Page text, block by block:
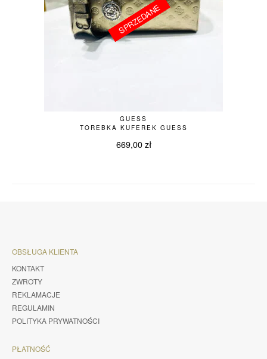
SPRZEDANE
GUESS
TOREBKA KUFEREK GUESS
669,00 zł
SPRZEDANE
OBSŁUGA KLIENTA
KONTAKT
ZWROTY
REKLAMACJE
REGULAMIN
POLITYKA PRYWATNOŚCI
PŁATNOŚĆ